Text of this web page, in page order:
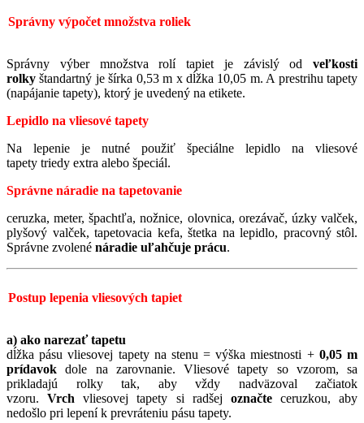
Správny výpočet množstva roliek
Správny výber množstva rolí tapiet je závislý od veľkosti
rolky štandartný je šírka 0,53 m x dĺžka 10,05 m. A prestrihu tapety
(napájanie tapety), ktorý je uvedený na etikete.
Lepidlo na vliesové tapety
Na lepenie je nutné použiť špeciálne lepidlo na vliesové
tapety triedy extra alebo špeciál.
Správne náradie na tapetovanie
ceruzka, meter, špachtľa, nožnice, olovnica, orezávač, úzky valček,
plyšový valček, tapetovacia kefa, štetka na lepidlo, pracovný stôl.
Správne zvolené náradie uľahčuje prácu.
Postup lepenia vliesových tapiet
a) ako narezať tapetu
dĺžka pásu vliesovej tapety na stenu = výška miestnosti +0,05 m
prídavokdole na zarovnanie. Vliesové tapety so vzorom, sa
prikladajú rolky tak, aby vždy nadväzoval začiatok
vzoru.Vrch vliesovej tapety si radšej označte ceruzkou, aby
nedošlo pri lepení k prevráteniu pásu tapety.